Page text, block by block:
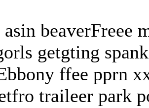
asin beaverFreee
getgting
ffee pprn
traileer park